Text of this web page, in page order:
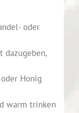
oder
dazugeben,
Honig
warm trinken